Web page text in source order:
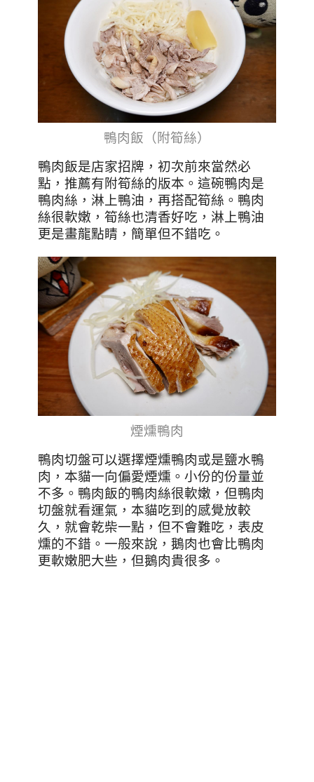
鴨肉飯（附筍絲）
鴨肉飯是店家招牌，初次前來當然必
點，推薦有附筍絲的版本。這碗鴨肉是
鴨肉絲，淋上鴨油，再搭配筍絲。鴨肉
絲很軟嫩，筍絲也清香好吃，淋上鴨油
更是畫龍點睛，簡單但不錯吃。
煙燻鴨肉
鴨肉切盤可以選擇煙燻鴨肉或是鹽水鴨
肉，本貓一向偏愛煙燻。小份的份量並
不多。鴨肉飯的鴨肉絲很軟嫩，但鴨肉
切盤就看運氣，本貓吃到的感覺放較
久，就會乾柴一點，但不會難吃，表皮
燻的不錯。一般來說，鵝肉也會比鴨肉
更軟嫩肥大些，但鵝肉貴很多。